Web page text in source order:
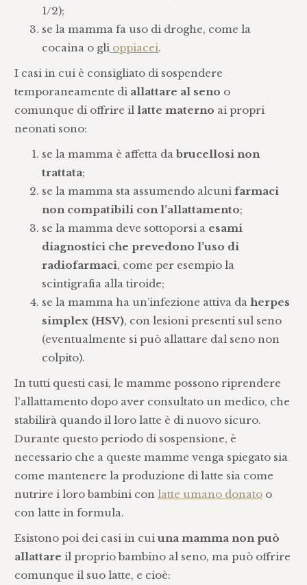
1/2);
se la mamma fa uso di droghe, come la
cocaina o gli oppiacei.
I casi in cui è consigliato di sospendere
temporaneamente di allattare al seno o
comunque di offrire illatte materno ai propri
neonati sono:
se la mamma è affetta dabrucellosi non
trattata;
se la mamma sta assumendo alcunifarmaci
non compatibili con l’allattamento;
se la mamma deve sottoporsi a esami
diagnostici che prevedono l’uso di
radiofarmaci, come per esempio la
scintigrafia alla tiroide;
se la mamma ha un’infezione attiva daherpes
simplex (HSV), con lesioni presenti sul seno
(eventualmente si può allattare dal seno non
colpito).
In tutti questi casi, le mamme possono riprendere
l'allattamento dopo aver consultato un medico, che
stabilirà quando il loro latte è di nuovo sicuro.
Durante questo periodo di sospensione, è
necessario che a queste mamme venga spiegato sia
come mantenere la produzione di latte sia come
nutrire i loro bambini conlatte umano donato o
con latte in formula.
Esistono poi dei casi in cuiuna mamma non può
allattare il proprio bambino al seno, ma può offrire
comunque il suo latte, e cioè: